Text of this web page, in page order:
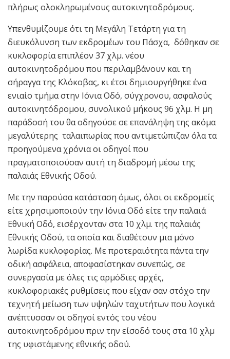
πλήρως ολοκληρωμένους αυτοκινητοδρόμους.
Υπενθυμίζουμε ότι τη Μεγάλη Τετάρτη για τη
διευκόλυνση των εκδρομέων του Πάσχα, δόθηκαν σε
κυκλοφορία επιπλέον 37 χλμ. νέου
αυτοκινητοδρόμου που περιλαμβάνουν και τη
σήραγγα της Κλόκοβας, κι έτσι δημιουργήθηκε ένα
ενιαίο τμήμα στην Ιόνια Οδό, σύγχρονου, ασφαλούς
αυτοκινητόδρομου, συνολικού μήκους 96 χλμ. Η μη
παράδοσή του θα οδηγούσε σε επανάληψη της ακόμα
μεγαλύτερης ταλαιπωρίας που αντιμετώπιζαν όλα τα
προηγούμενα χρόνια οι οδηγοί που
πραγματοποιούσαν αυτή τη διαδρομή μέσω της
παλαιάς Εθνικής Οδού.
Με την παρούσα κατάσταση όμως, όλοι οι εκδρομείς
είτε χρησιμοποιούν την Ιόνια Οδό είτε την παλαιά
Εθνική Οδό, εισέρχονταν στα 10 χλμ. της παλαιάς
Εθνικής Οδού, τα οποία και διαθέτουν μια μόνο
λωρίδα κυκλοφορίας. Με προτεραιότητα πάντα την
οδική ασφάλεια, αποφασίστηκαν συνεπώς, σε
συνεργασία με όλες τις αρμόδιες αρχές,
κυκλοφοριακές ρυθμίσεις που είχαν σαν στόχο την
τεχνητή μείωση των υψηλών ταχυτήτων που λογικά
ανέπτυσσαν οι οδηγοί εντός του νέου
αυτοκινητοδρόμου πριν την είσοδό τους στα 10 χλμ
της υφιστάμενης εθνικής οδού.